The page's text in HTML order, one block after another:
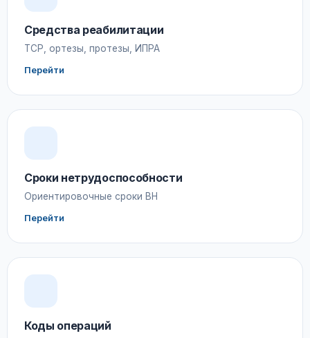
Средства реабилитации
ТСР, ортезы, протезы, ИПРА
Перейти
Сроки нетрудоспособности
Ориентировочные сроки ВН
Перейти
Коды операций